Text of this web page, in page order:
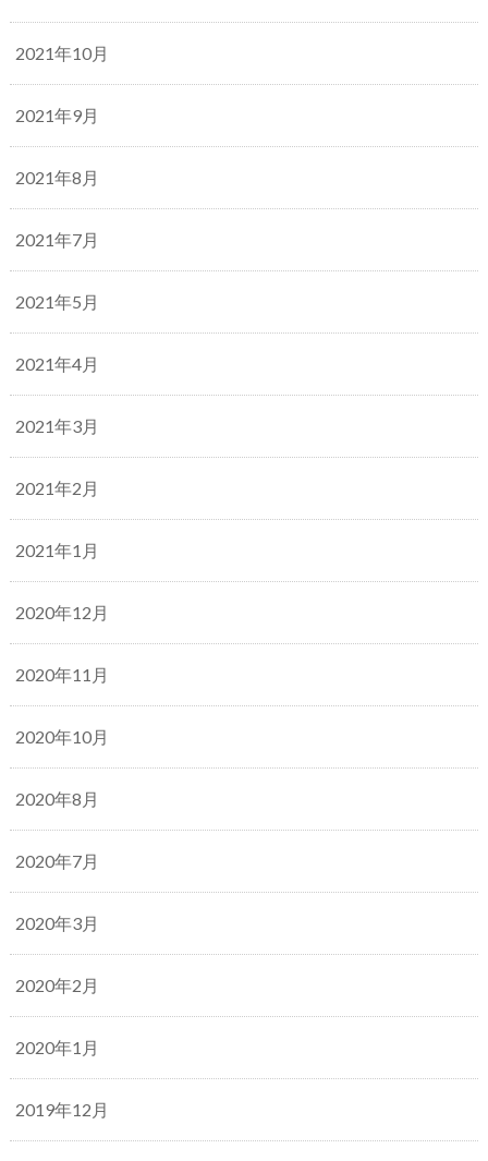
2021年10月
2021年9月
2021年8月
2021年7月
2021年5月
2021年4月
2021年3月
2021年2月
2021年1月
2020年12月
2020年11月
2020年10月
2020年8月
2020年7月
2020年3月
2020年2月
2020年1月
2019年12月